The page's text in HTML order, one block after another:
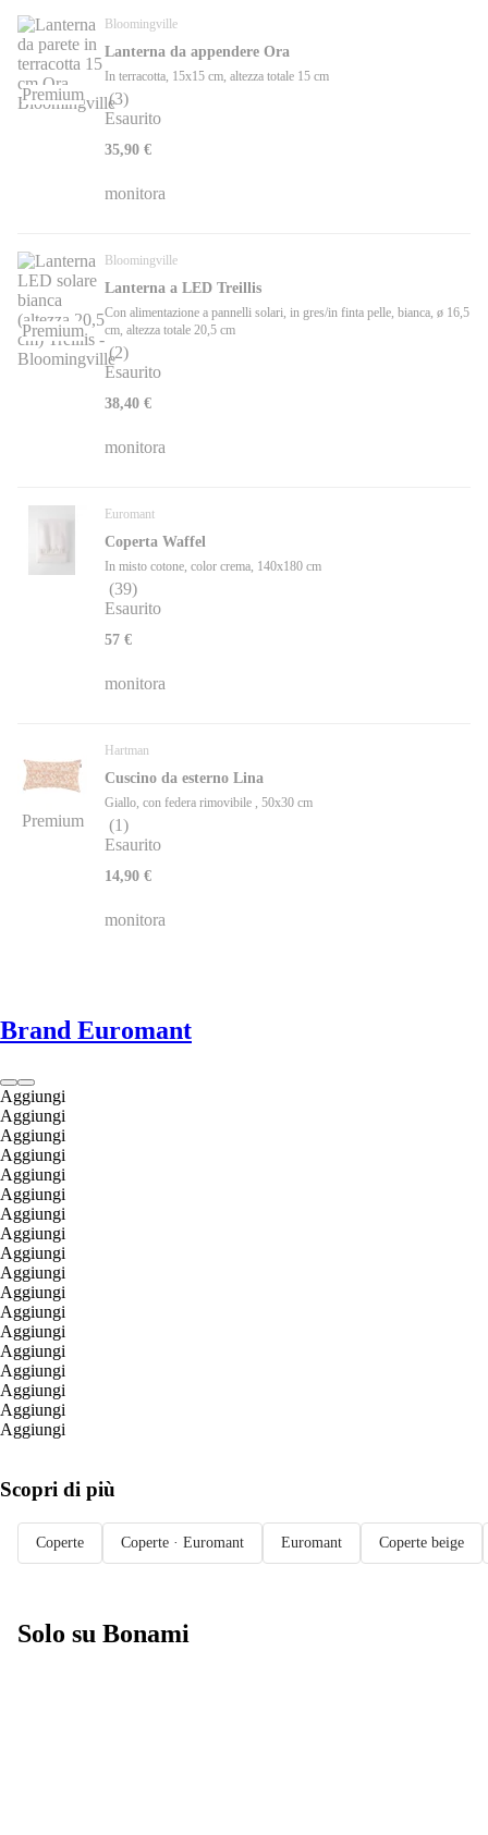
Premium
Bloomingville
Lanterna da appendere Ora
In terracotta, 15x15 cm, altezza totale 15 cm
(3)
Esaurito
35,90 €
monitora
Premium
Bloomingville
Lanterna a LED Treillis
Con alimentazione a pannelli solari, in gres/in finta pelle, bianca, ø 16,5
cm, altezza totale 20,5 cm
(2)
Esaurito
38,40 €
monitora
Euromant
Coperta Waffel
In misto cotone, color crema, 140x180 cm
(39)
Esaurito
57 €
monitora
Premium
Hartman
Cuscino da esterno Lina
Giallo, con federa rimovibile , 50x30 cm
(1)
Esaurito
14,90 €
monitora
Brand Euromant
Aggiungi
Aggiungi
Aggiungi
Aggiungi
Aggiungi
Aggiungi
Aggiungi
Aggiungi
Aggiungi
Aggiungi
Aggiungi
Aggiungi
Aggiungi
Aggiungi
Aggiungi
Aggiungi
Aggiungi
Aggiungi
Scopri di più
Coperte Coperte · Euromant Euromant Coperte beige
Solo su Bonami